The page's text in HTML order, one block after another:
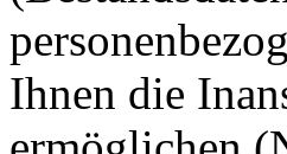
Ihnen die